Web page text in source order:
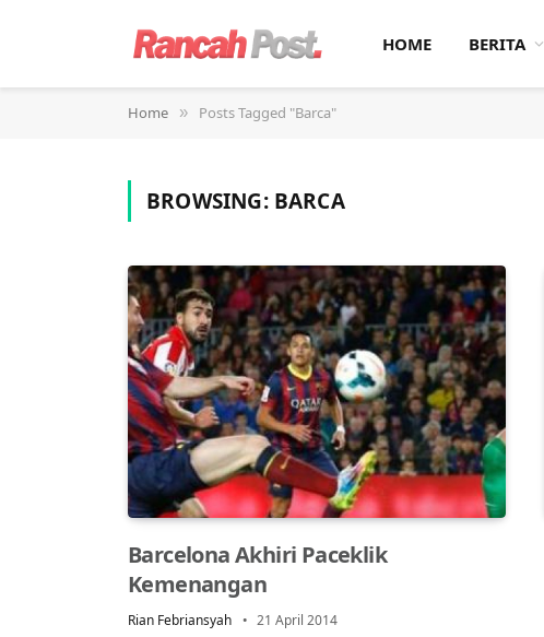
HOME BERITA
Home » Posts Tagged "Barca"
BROWSING: BARCA
Barcelona Akhiri Paceklik
Kemenangan
Rian Febriansyah 21 April 2014